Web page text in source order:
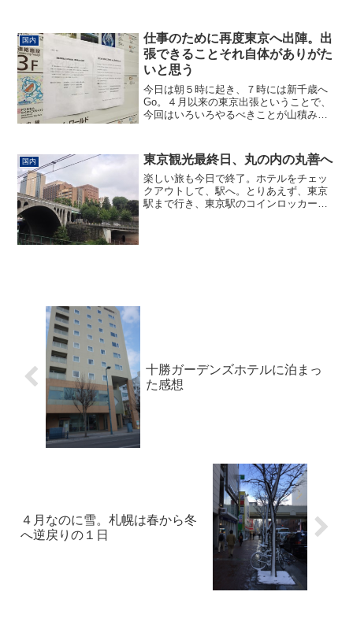
国内
仕事のために再度東京へ出陣。出
張できることそれ自体がありがた
いと思う
今日は朝５時に起き、７時には新千歳へ
Go。４月以来の東京出張ということで、
今回はいろいろやるべきことが山積み。
話。それで今本州では、新千歳への便や
札幌のホテルがかなり安...
国内 東京観光最終日、丸の内の丸善へ
楽しい旅も今日で終了。ホテルをチェッ
クアウトして、駅へ。とりあえず、東京
駅まで行き、東京駅のコインロッカーで
十勝ガーデンズホテルに泊まっ
た感想
４月なのに雪。札幌は春から冬
へ逆戻りの１日